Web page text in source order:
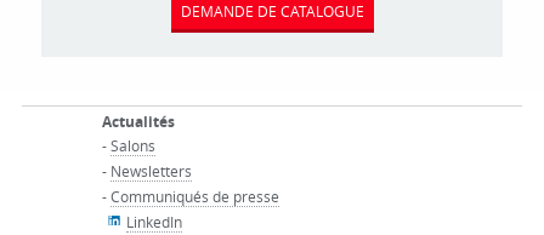
DEMANDE DE CATALOGUE
Actualités
-Salons
- Newsletters
-Communiqués de presse
LinkedIn